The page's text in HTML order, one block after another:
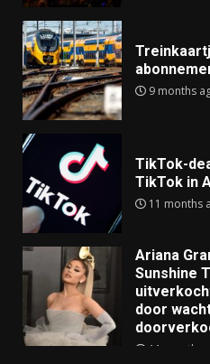
9 months
TikTok-
TikTok in
11 months
Ariana
Sunshine
door
11 months